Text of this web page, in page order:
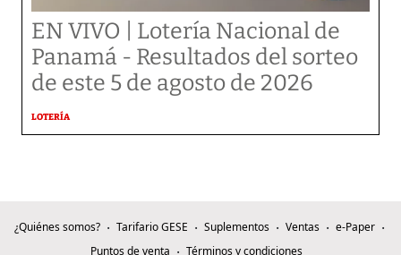
EN VIVO | Lotería Nacional de
Panamá - Resultados del sorteo
de este 5 de agosto de 2026
LOTERÍA
¿Quiénes somos? Tarifario GESE Suplementos Ventas
e-Paper
Puntos de venta
Términos y condiciones